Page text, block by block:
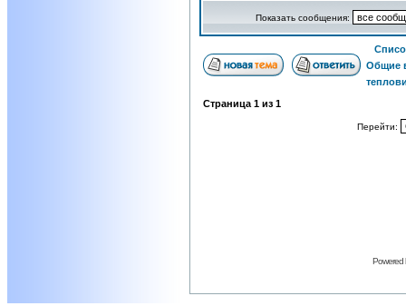
Показать сообщения:
Общие
Страница 1 из 1
Перейти:
Powered